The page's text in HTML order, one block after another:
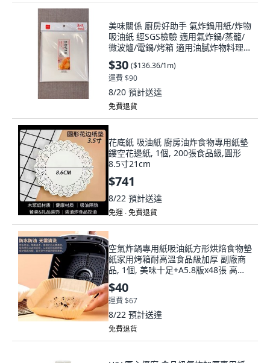
美味關係 廚房好助手 氣炸鍋用紙/炸物
吸油紙 經SGS檢驗 適用氣炸鍋/蒸籠/
微波爐/電鍋/烤箱 適用油膩炸物料理,
1個, 炸物吸油紙, 22cm
$30 ($136.36/1m)
運費 $90
8/20 預計送達
免費退貨
花底紙 吸油紙 廚房油炸食物專用紙墊
鏤空花邊紙, 1個, 200張食品級,圓形
8.5寸21cm
$741
8/22 預計送達
免運 ∙ 免費退貨
空氣炸鍋專用紙吸油紙方形烘焙食物墊
紙家用烤箱耐高溫食品級加厚 副廠商
品, 1個, 美味十足+A5.8版x48張 高度
耐熱
$40
運費 $67
8/22 預計送達
免費退貨